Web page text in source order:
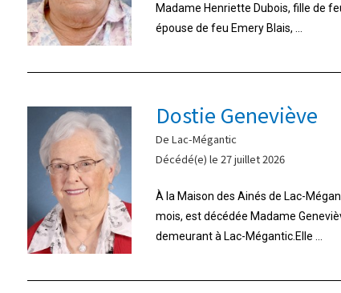
Madame Henriette Dubois, fille de
épouse de feu Emery Blais, ...
Dostie Geneviève
De Lac-Mégantic
Décédé(e) le 27 juillet 2026
À la Maison des Ainés de Lac-
mois, est décédée Madame
demeurant à Lac-Mégantic.Elle ...